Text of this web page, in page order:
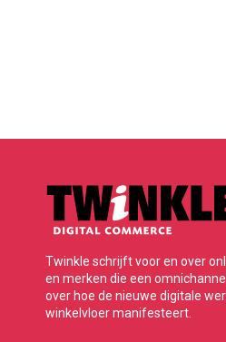
Twinkle schrijft voor en over
en merken die een
over hoe de nieuwe digitale
winkelvloer manifesteert.